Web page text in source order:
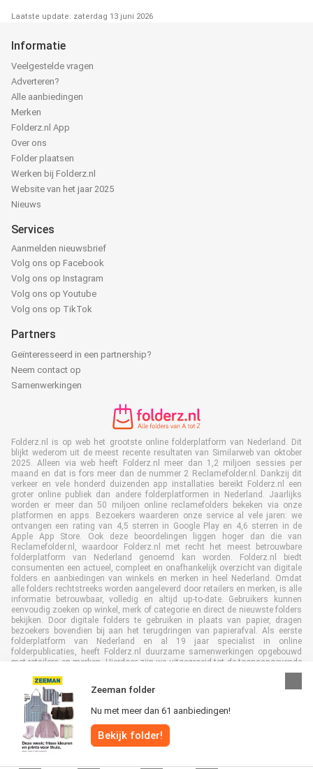
Laatste update: zaterdag 13 juni 2026
Zeeman folder
Nu met meer dan 61 aanbiedingen!
Bekijk folder!
Informatie
Veelgestelde vragen
Adverteren?
Alle aanbiedingen
Merken
Folderz.nl App
Over ons
Folder plaatsen
Werken bij Folderz.nl
Website van het jaar 2025
Nieuws
Services
Aanmelden nieuwsbrief
Volg ons op Facebook
Volg ons op Instagram
Volg ons op Youtube
Volg ons op TikTok
Partners
Geïnteresseerd in een partnership?
Neem contact op
Samenwerkingen
Folderz.nl is op web het grootste online folderplatform van Nederland. Dit
blijkt wederom uit de meest recente resultaten van Similarweb van oktober
2025. Alleen via web heeft Folderz.nl meer dan 1,2 miljoen sessies per
maand en dat is fors meer dan de nummer 2 Reclamefolder.nl. Dankzij dit
verkeer en vele honderd duizenden app installaties bereikt Folderz.nl een
groter online publiek dan andere folderplatformen in Nederland. Jaarlijks
worden er meer dan 50 miljoen online reclamefolders bekeken via onze
platformen en apps. Bezoekers waarderen onze service al vele jaren: we
ontvangen een rating van 4,5 sterren in Google Play en 4,6 sterren in de
Apple App Store. Ook deze beoordelingen liggen hoger dan die van
Reclamefolder.nl, waardoor Folderz.nl met recht het meest betrouwbare
folderplatform van Nederland genoemd kan worden. Folderz.nl biedt
consumenten een actueel, compleet en onafhankelijk overzicht van digitale
folders en aanbiedingen van winkels en merken in heel Nederland. Omdat
alle folders rechtstreeks worden aangeleverd door retailers en merken, is alle
informatie betrouwbaar, volledig en altijd up-to-date. Gebruikers kunnen
eenvoudig zoeken op winkel, merk of categorie en direct de nieuwste folders
bekijken. Door digitale folders te gebruiken in plaats van papier, dragen
bezoekers bovendien bij aan het terugdringen van papierafval. Als eerste
folderplatform van Nederland en al 19 jaar specialist in online
folderpublicaties, heeft Folderz.nl duurzame samenwerkingen opgebouwd
met retailers en merken. Hierdoor zijn we uitgegroeid tot de toonaangevende
Alle rechten voorbehouden © Folderz.nl 2026 |